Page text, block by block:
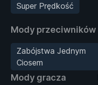
Super Prędkość
Mody przeciwników
Zabójstwa Jednym
Ciosem
Mody gracza